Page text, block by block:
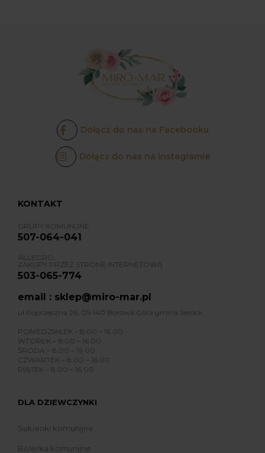
Dołącz do nas na Facebooku
Dołącz do nas na Instagramie
KONTAKT
GRUPY KOMUNIJNE
507-064-041
ALLEGRO,
ZAKUPY PRZEZ STRONĘ INTERNETOWĄ
503-065-774
email : sklep@miro-mar.pl
ul.Poprzeczna 26, 05-140 Borowa Góra gmina Serock
PONIEDZIAŁEK – 8.00 – 16.00
WTOREK – 8:00 – 16.00
ŚRODA – 8.00 – 16.00
CZWARTEK – 8.00 – 16.00
PIĄTEK – 8.00 – 16.00
DLA DZIEWCZYNKI
Sukienki komunijne
Bolerka komunijne